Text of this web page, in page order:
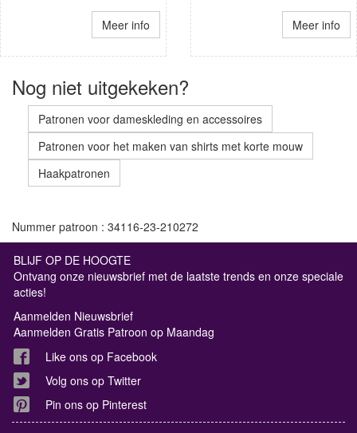
Meer info Meer info
Nog niet uitgekeken?
Patronen voor dameskleding en accessoires
Patronen voor het maken van shirts met korte mouw
Haakpatronen
Nummer patroon : 34116-23-210272
BLIJF OP DE HOOGTE
Ontvang onze nieuwsbrief met de laatste trends en onze speciale
acties!
Aanmelden Nieuwsbrief
Aanmelden Gratis Patroon op Maandag
Like ons op Facebook
Volg ons op Twitter
Pin ons op Pinterest